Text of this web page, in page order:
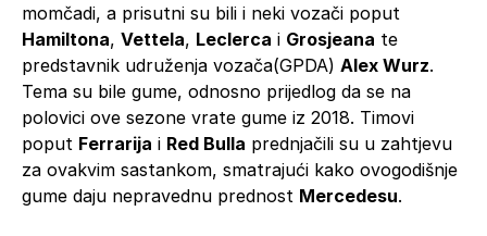
momčadi, a prisutni su bili i neki vozači poput
Hamiltona, Vettela, Leclerca i Grosjeana te
predstavnik udruženja vozača(GPDA) Alex Wurz.
Tema su bile gume, odnosno prijedlog da se na
polovici ove sezone vrate gume iz 2018. Timovi
poput Ferrarija i Red Bulla prednjačili su u zahtjevu
za ovakvim sastankom, smatrajući kako ovogodišnje
gume daju nepravednu prednost Mercedesu.